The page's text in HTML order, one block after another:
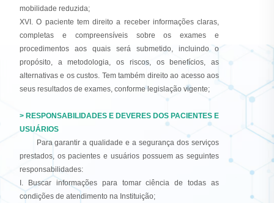
mobilidade reduzida;
XVI. O paciente tem direito a receber informações claras,
completas e compreensíveis sobre os exames e
procedimentos aos quais será submetido, incluindo o
propósito, a metodologia, os riscos, os benefícios, as
alternativas e os custos. Tem também direito ao acesso aos
seus resultados de exames, conforme legislação vigente;
> RESPONSABILIDADES E DEVERES DOS PACIENTES E
USUÁRIOS
Para garantir a qualidade e a segurança dos serviços
prestados, os pacientes e usuários possuem as seguintes
responsabilidades:
I. Buscar informações para tomar ciência de todas as
condições de atendimento na Instituição;